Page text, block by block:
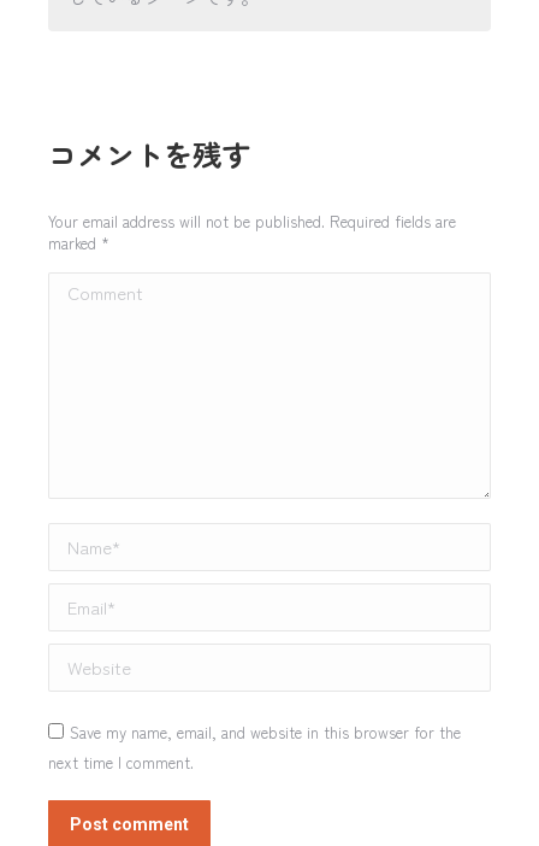
コメントを残す
Your email address will not be published. Required fields are
marked *
Comment
Name *
Email *
Website
Save my name, email, and website in this browser for the
next time I comment.
Post comment